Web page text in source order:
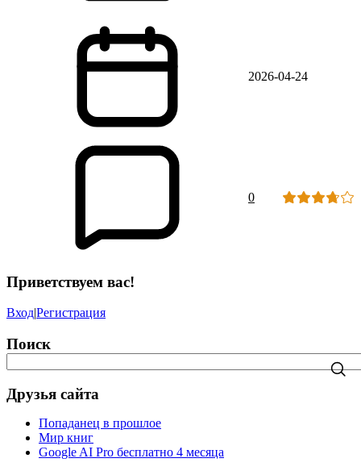
2026-04-24
0
Приветствуем вас!
Вход|Регистрация
Поиск
Друзья сайта
Попаданец в прошлое
Мир книг
Google AI Pro бесплатно 4 месяца